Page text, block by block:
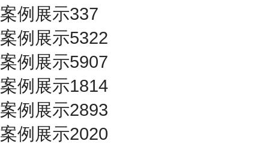
案例展示337
案例展示5322
案例展示5907
案例展示1814
案例展示2893
案例展示2020